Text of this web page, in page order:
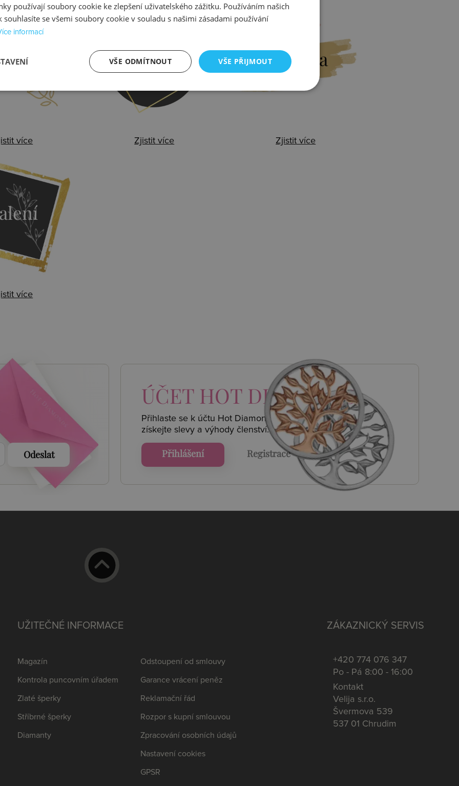
více
Kontrola
Zjistit více
Výměna
Zjistit více
více
Odeslat
ÚČET HOT DIAMONDS
Přihlaste se k účtu Hot Diamonds a
získejte slevy a výhody členství.
Přihlášení Registrace
ZÁKAZNICKÝ SERVIS
+420 774 076 347
Po - Pá 8:00 - 16:00
Kontakt
Velija s.r.o.
Švermova 539
537 01 Chrudim
UŽITEČNÉ INFORMACE
Magazín
Kontrola puncovním úřadem
Zlaté šperky
Stříbrné šperky
Diamanty
Odstoupení od smlouvy
Garance vrácení peněz
Reklamační řád
Rozpor s kupní smlouvou
Zpracování osobních údajů
Nastavení cookies
GPSR
používají soubory cookie ke zlepšení uživatelského zážitku. Používáním našich
souhlasíte se všemi soubory cookie v souladu s našimi zásadami používání
informací
VŠE PŘIJMOUT
VŠE ODMÍTNOUT